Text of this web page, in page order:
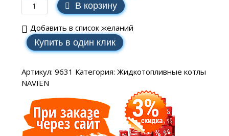
В корзину
Добавить в список желаний
Купить в один клик
Артикул: 9631 Категория: Жидкотопливные котлы
NAVIEN